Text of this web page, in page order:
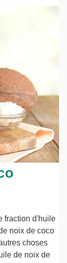
fraction d'huile
noix de coco
choses
de noix de